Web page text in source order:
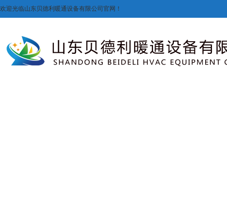
欢迎光临山东贝德利暖通设备有限公司官网！